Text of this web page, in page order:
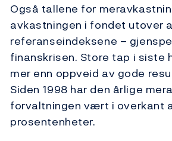
Også tallene for
avkastningen i fondet utover
referanseindeksene –
finanskrisen. Store tap i siste
mer enn oppveid av gode
Siden 1998 har den årlige
forvaltningen vært i overkant
prosentenheter.